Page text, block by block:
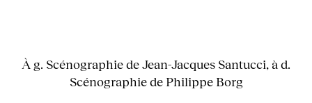
À g. Scénographie de Jean-Jacques Santucci, à d.
Scénographie de Philippe Borg